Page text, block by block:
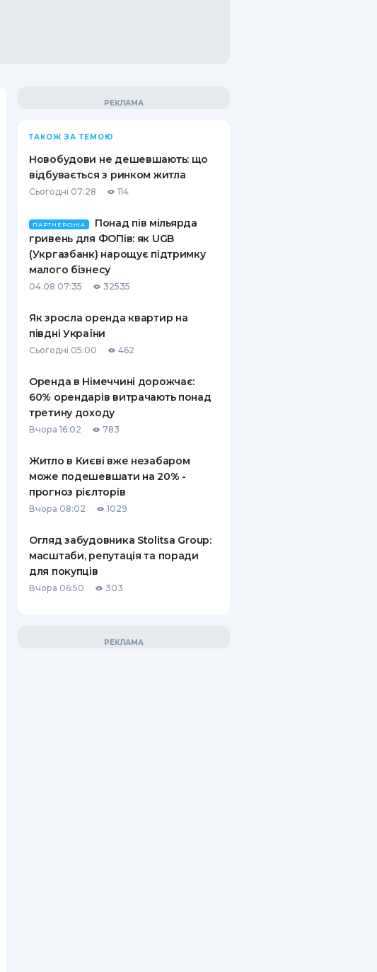
ТАКОЖ ЗА ТЕМОЮ
Новобудови не дешевшають: що
відбувається з ринком житла
Сьогодні 07:28 114
ПАРТНЕРСЬКА
Понад пів мільярда
гривень для ФОПів: як UGB
(Укргазбанк) нарощує підтримку
малого бізнесу
04.08 07:35 32535
Як зросла оренда квартир на
півдні України
Сьогодні 05:00 462
Оренда в Німеччині дорожчає:
60% орендарів витрачають понад
третину доходу
Вчора 16:02 783
Житло в Києві вже незабаром
може подешевшати на 20% -
прогноз рієлторів
Вчора 08:02 1029
Огляд забудовника Stolitsa Group:
масштаби, репутація та поради
для покупців
Вчора 06:50 303